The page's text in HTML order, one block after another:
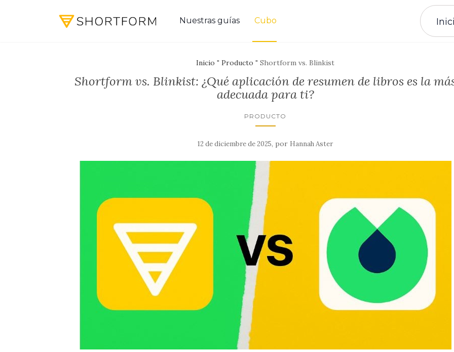
Nuestras guías Cubo
Inicio "Producto "Shortform vs. Blinkist
Shortform vs. Blinkist: ¿Qué aplicación de resumen de libros es la
adecuada para ti?
PRODUCTO
12 de diciembre de 2025, por Hannah Aster